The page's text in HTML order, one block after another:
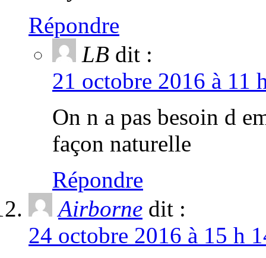
Répondre
LB dit :
21 octobre 2016 à 11
On n a pas besoin d
façon naturelle
Répondre
Airborne dit :
24 octobre 2016 à 15 h